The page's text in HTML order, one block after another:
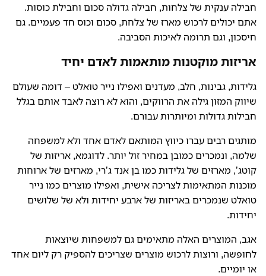
חבילה ענקית של צלחות, חבילה גדולה סכום וחבילת כוסות.
אתם יכולים לרכוש מארז של צלחת, סכום וכוס חד פעמיים. גם
חיסכון, וגם תרומה לאיכות הסביבה.
אריזות מוקטנות מותאמות לאדם יחיד
גלידות, גבינות, חלב, מעדנים ואפילו נייר טואלט – דומה שעולם
שיווק המזון גילה את הרווקים, והוא לא רוצה לאבד אותם בגלל
חבילות גדולות ומיותרות עבורם.
מותגים רבים עברו כיווץ המותאם לאדם אחד ולא למשפחה
שלמה, ונמכרים כמובן במחיר זול יותר. לדוגמא, אריזות של
קוטג’, מארזים של גלידות כמו בן אנד ג’רי, מארזים של ארוחות
מוכנות המתאימות לצריכה אישית, ואפילו מוצרים כמו נייר
טואלט שנמכרים באריזות של ארבע יחידות ולא של שלושים
יחידות.
אגב, המוצרים האלה מתאימים גם למשפחות שיוצאות
לחופשה, ורוצות לרכוש מוצרים שצריכים להספיק רק ליום אחד
או יומיים.